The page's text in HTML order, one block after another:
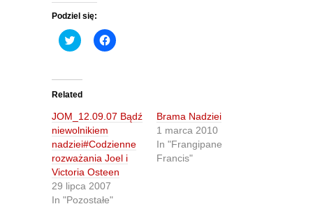
Podziel się:
C
l
t
o
s
h
a
r
e
o
n
T
w
i
t
t
C
l
h
a
e
o
n
F
a
b
Related
JOM_12.09.07 Bądź
niewolnikiem
nadziei#Codzienne
rozważania Joel i
Victoria Osteen
29 lipca 2007
In "Pozostałe"
Brama Nadziei
1 marca 2010
In "Frangipane
Francis"